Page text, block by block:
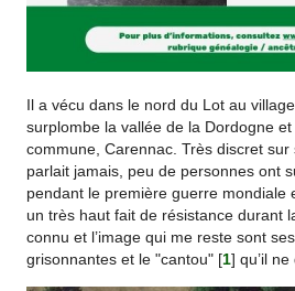
Il a vécu dans le nord du Lot au
surplombe la vallée de la Dordogne
commune, Carennac. Très discret
parlait jamais, peu de personnes ont
pendant le première guerre mondiale
un très haut fait de résistance durant
connu et l’image qui me reste sont
grisonnantes et le "cantou" [1] qu’il